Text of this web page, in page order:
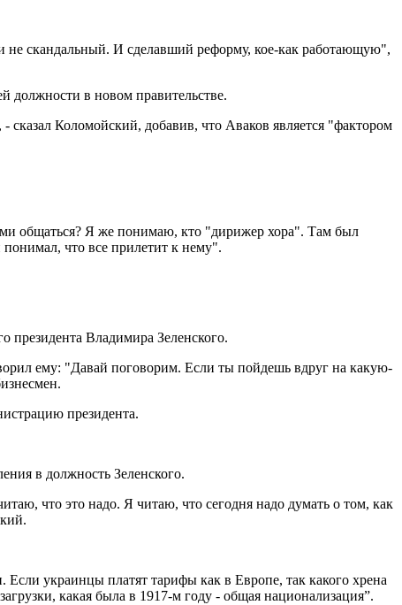
не скандальный. И сделавший реформу, кое-как работающую",
должности в новом правительстве.
Коломойский, добавив, что Аваков является "фактором
общаться? Я же понимаю, кто "дирижер хора". Там был
что все прилетит к нему".
президента Владимира Зеленского.
ему: "Давай поговорим. Если ты пойдешь вдруг на какую-
президента.
в должность Зеленского.
что это надо. Я читаю, что сегодня надо думать о том, как
украинцы платят тарифы как в Европе, так какого хрена
какая была в 1917-м году - общая национализация”.